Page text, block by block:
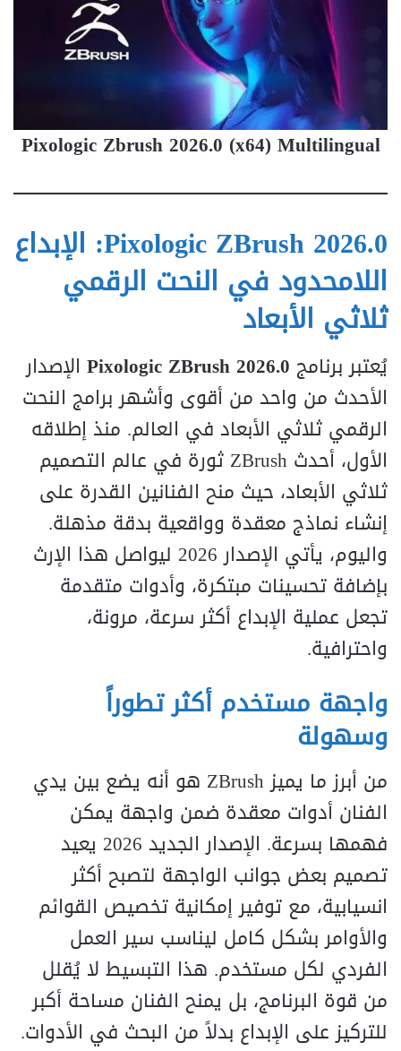
Pixologic Zbrush 2026.0 (x64) Multilingual
Pixologic ZBrush 2026.0: الإبداع
اللامحدود في النحت الرقمي
ثلاثي الأبعاد
يُعتبر برنامج Pixologic ZBrush 2026.0 الإصدار
الأحدث من واحد من أقوى وأشهر برامج النحت
الرقمي ثلاثي الأبعاد في العالم. منذ إطلاقه
الأول، أحدث ZBrush ثورة في عالم التصميم
ثلاثي الأبعاد، حيث منح الفنانين القدرة على
إنشاء نماذج معقدة وواقعية بدقة مذهلة.
واليوم، يأتي الإصدار 2026 ليواصل هذا الإرث
بإضافة تحسينات مبتكرة، وأدوات متقدمة
تجعل عملية الإبداع أكثر سرعة، مرونة،
واحترافية.
واجهة مستخدم أكثر تطوراً
وسهولة
من أبرز ما يميز ZBrush هو أنه يضع بين يدي
الفنان أدوات معقدة ضمن واجهة يمكن
فهمها بسرعة. الإصدار الجديد 2026 يعيد
تصميم بعض جوانب الواجهة لتصبح أكثر
انسيابية، مع توفير إمكانية تخصيص القوائم
والأوامر بشكل كامل ليناسب سير العمل
الفردي لكل مستخدم. هذا التبسيط لا يُقلل
من قوة البرنامج، بل يمنح الفنان مساحة أكبر
للتركيز على الإبداع بدلاً من البحث في الأدوات.